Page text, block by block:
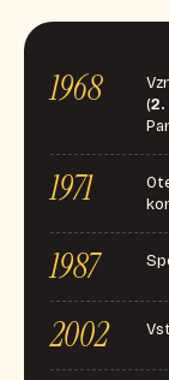
1968
(2.
1971
1987
2002